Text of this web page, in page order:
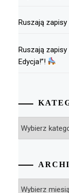
Ruszają
Ruszają zapisy
Edycja!”!